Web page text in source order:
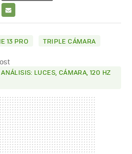
E-
MAIL
13 PRO TRIPLE CÁMARA
LUCES, CÁMARA, 120 HZ